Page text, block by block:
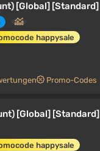
[Global] [Standard]
happysale
Promo-Codes
[Global] [Standard]
happysale